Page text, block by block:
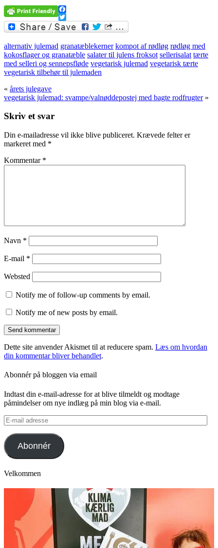
Facebook
Twitter
alternativ julemad granatæblekerner kompot af rødløg rødløg med
kokosflager og granatæble salater til julens froksot sellerisalat tærte
med selleri og sennepsfløde vegetarisk julemad vegetarisk tærte
vegetarisk tilbehør til julemaden
« årets julegave
vegetarisk julemad: svampe/valnøddepostej med bagte rodfrugter»
Skriv et svar
Din e-mailadresse vil ikke blive publiceret. Krævede felter er
markeret med *
Kommentar *
Navn *
E-mail *
Websted
Notify me of follow-up comments by email.
Notify me of new posts by email.
Dette site anvender Akismet til at reducere spam. Læs om hvordan
din kommentar bliver behandlet.
Abonnér på bloggen via email
Indtast din e-mail-adresse for at blive tilmeldt og modtage
påmindelser om nye indlæg på min blog via e-mail.
E-
mail
adresse
Abonnér
Velkommen